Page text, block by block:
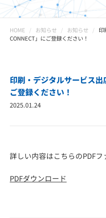
HOME お知らせ お知らせ
印
CONNECT」にご登録ください！
印刷・デジタルサービス
ご登録ください！
2025.01.24
詳しい内容はこちらのPDFフ
PDFダウンロード